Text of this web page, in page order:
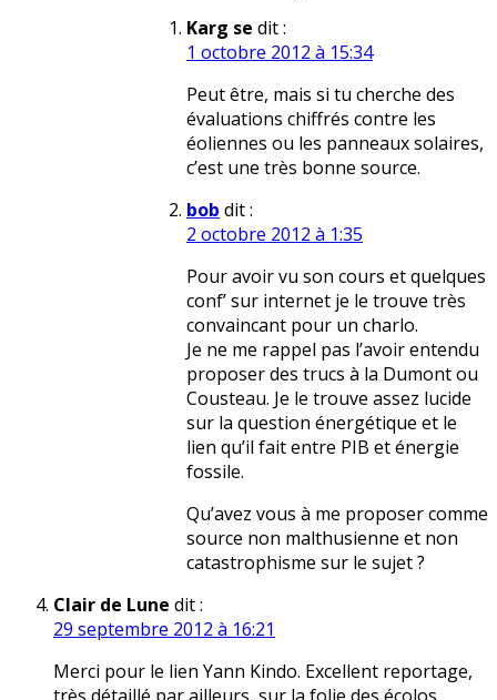
Karg se dit :
1 octobre 2012 à 15:34
Peut être, mais si tu cherche des
évaluations chiffrés contre les
éoliennes ou les panneaux solaires,
c’est une très bonne source.
bob dit :
2 octobre 2012 à 1:35
Pour avoir vu son cours et quelques
conf’ sur internet je le trouve très
convaincant pour un charlo.
Je ne me rappel pas l’avoir entendu
proposer des trucs à la Dumont ou
Cousteau. Je le trouve assez lucide
sur la question énergétique et le
lien qu’il fait entre PIB et énergie
fossile.
Qu’avez vous à me proposer comme
source non malthusienne et non
catastrophisme sur le sujet ?
Clair de Lune dit :
29 septembre 2012 à 16:21
Merci pour le lien Yann Kindo. Excellent reportage,